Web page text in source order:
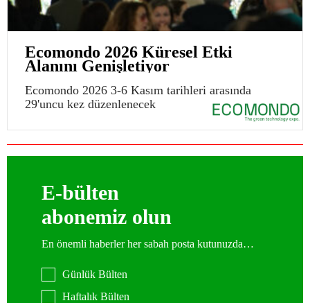
Ecomondo 2026 Küresel Etki
Alanını Genişletiyor
Ecomondo 2026 3-6 Kasım tarihleri arasında
29'uncu kez düzenlenecek
E-bülten
abonemiz olun
En önemli haberler her sabah posta kutunuzda…
Günlük Bülten
Haftalık Bülten